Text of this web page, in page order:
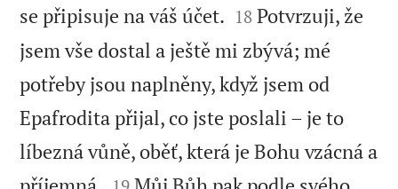
se připisuje na váš účet. 

18 Potvrzuji, že
jsem vše dostal a ještě mi zbývá; mé
potřeby jsou naplněny, když jsem od
Epafrodita přijal, co jste poslali – je to
líbezná vůně, oběť, která je Bohu vzácná a